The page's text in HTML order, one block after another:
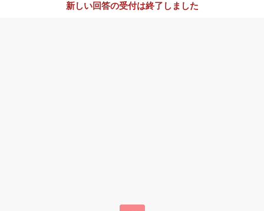
新しい回答の受付は終了しました